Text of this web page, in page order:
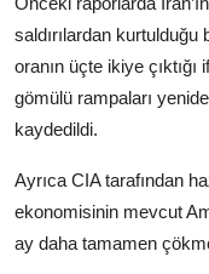
saldırılardan
oranın üçte ikiye
gömülü rampaları
kaydedildi.
Ayrıca CIA tarafından
ekonomisinin mevcut
ay daha tamamen